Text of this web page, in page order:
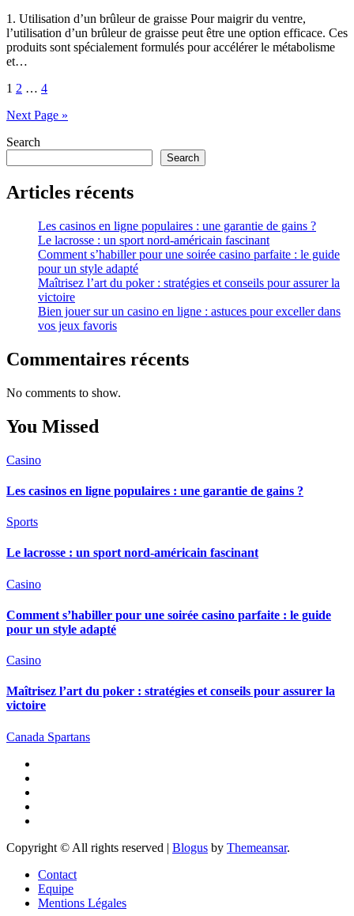
1. Utilisation d’un brûleur de graisse Pour maigrir du ventre,
l’utilisation d’un brûleur de graisse peut être une option efficace. Ces
produits sont spécialement formulés pour accélérer le métabolisme
et…
Posts
pagination
1 2 … 4
Next Page »
Search
Search
Articles récents
Les casinos en ligne populaires : une garantie de gains ?
Le lacrosse : un sport nord-américain fascinant
Comment s’habiller pour une soirée casino parfaite : le guide
pour un style adapté
Maîtrisez l’art du poker : stratégies et conseils pour assurer la
victoire
Bien jouer sur un casino en ligne : astuces pour exceller dans
vos jeux favoris
Commentaires récents
No comments to show.
You Missed
Casino
Les casinos en ligne populaires : une garantie de gains ?
Sports
Le lacrosse : un sport nord-américain fascinant
Casino
Comment s’habiller pour une soirée casino parfaite : le guide
pour un style adapté
Casino
Maîtrisez l’art du poker : stratégies et conseils pour assurer la
victoire
Canada Spartans
Copyright © All rights reserved | Blogus by Themeansar.
Contact
Equipe
Mentions Légales